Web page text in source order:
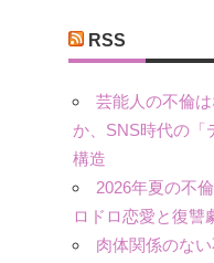
ー RSS
芸能人の不倫
か、SNS時代の「
構造
2026年夏の不
ロドロ恋愛と復讐
肉体関係のな